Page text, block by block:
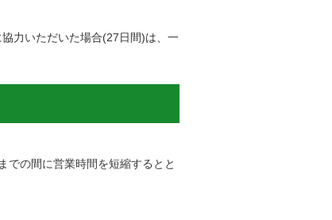
力いただいた場合(27日間)は、一
での間に営業時間を短縮するとと